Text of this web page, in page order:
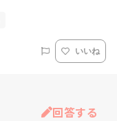
いいね
回答する